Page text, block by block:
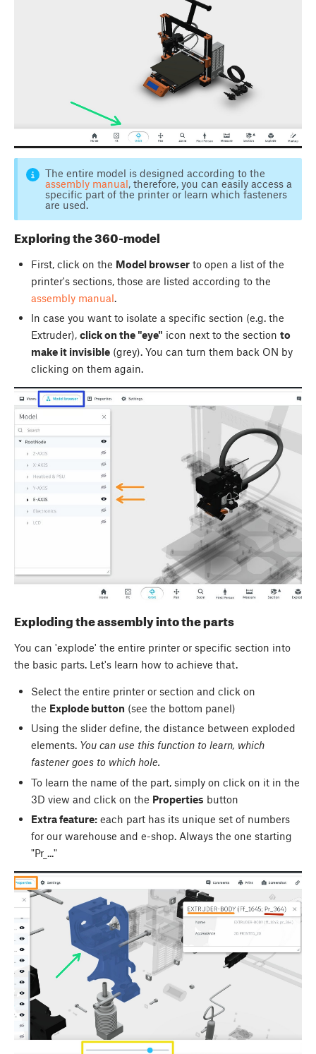
The entire model is designed according to the
assembly manual , therefore, you can easily access a
specific part of the printer or learn which fasteners
are used.
Exploring the 360-model
First, click on the Model browserto open a list of the
printer's sections, those are listed according to the
assembly manual.
In case you want to isolate a specific section (e.g. the
Extruder), click on the "eye" icon next to the section to
make it invisible(grey). You can turn them back ON by
clicking on them again.
Exploding the assembly into the parts
You can 'explode' the entire printer or specific section into
the basic parts. Let's learn how to achieve that.
Select the entire printer or section and click on
the Explode button(see the bottom panel)
Using the slider define, the distance between exploded
elements. You can use this function to learn, which
fastener goes to which hole.
To learn the name of the part, simply on click on it in the
3D view and click on the Properties button
Extra feature:each part has its unique set of numbers
for our warehouse and e-shop. Always the one starting
"Pr_..."